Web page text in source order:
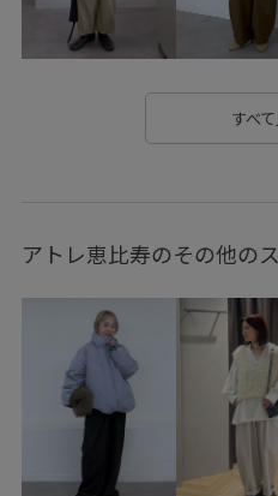
すべ
アトレ恵比寿のその他の